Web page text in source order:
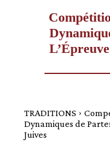
TRADITIONS
Dynamiques de
Juives